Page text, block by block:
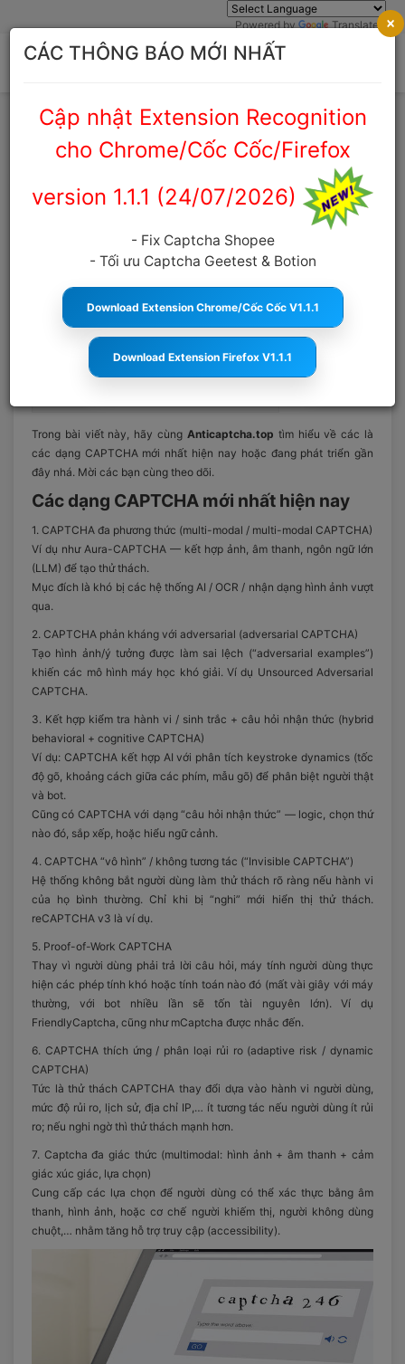
Powered by Translate
Trang chủ Cẩm nang Captcha
Tổng hợp các loại captcha mới nhất
anticaptcha.top 12:17:42 13/10/2025 1155
MỤC LỤC
Các dạng CAPTCHA mới nhất hiện nay
Trong bài viết này, hãy cùng Anticaptcha.top tìm hiểu về các là
các dạng CAPTCHA mới nhất hiện nay hoặc đang phát triển gần
đây nhá. Mời các bạn cùng theo dõi.
Các dạng CAPTCHA mới nhất hiện nay
1. CAPTCHA đa phương thức (multi-modal / multi-modal CAPTCHA)
Ví dụ như Aura-CAPTCHA — kết hợp ảnh, âm thanh, ngôn ngữ lớn
(LLM) để tạo thử thách.
Mục đích là khó bị các hệ thống AI / OCR / nhận dạng hình ảnh vượt
qua.
2. CAPTCHA phản kháng với adversarial (adversarial CAPTCHA)
Tạo hình ảnh/ý tưởng được làm sai lệch (“adversarial examples”)
khiến các mô hình máy học khó giải. Ví dụ Unsourced Adversarial
CAPTCHA.
3. Kết hợp kiểm tra hành vi / sinh trắc + câu hỏi nhận thức (hybrid
behavioral + cognitive CAPTCHA)
Ví dụ: CAPTCHA kết hợp AI với phân tích keystroke dynamics (tốc
độ gõ, khoảng cách giữa các phím, mẫu gõ) để phân biệt người thật
và bot.
Cũng có CAPTCHA với dạng “câu hỏi nhận thức” — logic, chọn thứ
nào đó, sắp xếp, hoặc hiểu ngữ cảnh.
4. CAPTCHA “vô hình” / không tương tác (“Invisible CAPTCHA”)
Hệ thống không bắt người dùng làm thử thách rõ ràng nếu hành vi
của họ bình thường. Chỉ khi bị “nghi” mới hiển thị thử thách.
reCAPTCHA v3 là ví dụ.
5. Proof-of-Work CAPTCHA
Thay vì người dùng phải trả lời câu hỏi, máy tính người dùng thực
hiện các phép tính khó hoặc tính toán nào đó (mất vài giây với máy
thường, với bot nhiều lần sẽ tốn tài nguyên lớn). Ví dụ
FriendlyCaptcha, cũng như mCaptcha được nhắc đến.
6. CAPTCHA thích ứng / phân loại rủi ro (adaptive risk / dynamic
CAPTCHA)
Tức là thử thách CAPTCHA thay đổi dựa vào hành vi người dùng,
mức độ rủi ro, lịch sử, địa chỉ IP,… ít tương tác nếu người dùng ít rủi
ro; nếu nghi ngờ thì thử thách mạnh hơn.
7. Captcha đa giác thức (multimodal: hình ảnh + âm thanh + cảm
giác xúc giác, lựa chọn)
Cung cấp các lựa chọn để người dùng có thể xác thực bằng âm
thanh, hình ảnh, hoặc cơ chế người khiếm thị, người không dùng
chuột,… nhằm tăng hỗ trợ truy cập (accessibility).
×
CÁC THÔNG BÁO MỚI NHẤT
Cập nhật Extension Recognition
cho Chrome/Cốc Cốc/Firefox
version 1.1.1 (24/07/2026)
- Fix Captcha Shopee
- Tối ưu Captcha Geetest & Botion
Download Extension Chrome/Cốc Cốc V1.1.1
Download Extension Firefox V1.1.1